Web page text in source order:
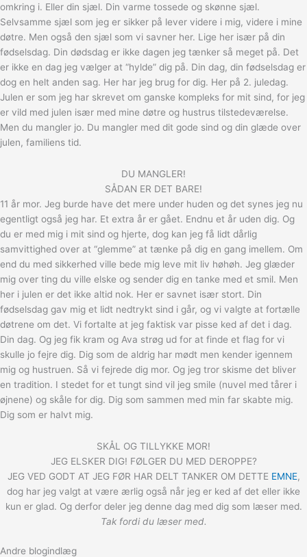
omkring i. Eller din sjæl. Din varme tossede og skønne sjæl.
Selvsamme sjæl som jeg er sikker på lever videre i mig, videre i mine
døtre. Men også den sjæl som vi savner her. Lige her især på din
fødselsdag. Din dødsdag er ikke dagen jeg tænker så meget på. Det
er ikke en dag jeg vælger at “hylde” dig på. Din dag, din fødselsdag er
dog en helt anden sag. Her har jeg brug for dig. Her på 2. juledag.
Julen er som jeg har skrevet om ganske kompleks for mit sind, for jeg
er vild med julen især med mine døtre og hustrus tilstedeværelse.
Men du mangler jo. Du mangler med dit gode sind og din glæde over
julen, familiens tid.
DU MANGLER!
SÅDAN ER DET BARE!
11 år mor. Jeg burde have det mere under huden og det synes jeg nu
egentligt også jeg har. Et extra år er gået. Endnu et år uden dig. Og
du er med mig i mit sind og hjerte, dog kan jeg få lidt dårlig
samvittighed over at “glemme” at tænke på dig en gang imellem. Om
end du med sikkerhed ville bede mig leve mit liv høhøh. Jeg glæder
mig over ting du ville elske og sender dig en tanke med et smil. Men
her i julen er det ikke altid nok. Her er savnet især stort. Din
fødselsdag gav mig et lidt nedtrykt sind i går, og vi valgte at fortælle
døtrene om det. Vi fortalte at jeg faktisk var pisse ked af det i dag.
Din dag. Og jeg fik kram og Ava strøg ud for at finde et flag for vi
skulle jo fejre dig. Dig som de aldrig har mødt men kender igennem
mig og hustruen. Så vi fejrede dig mor. Og jeg tror skisme det bliver
en tradition. I stedet for et tungt sind vil jeg smile (nuvel med tårer i
øjnene) og skåle for dig. Dig som sammen med min far skabte mig.
Dig som er halvt mig.
SKÅL OG TILLYKKE MOR!
JEG ELSKER DIG! FØLGER DU MED DEROPPE?
JEG VED GODT AT JEG FØR HAR DELT TANKER OM DETTE EMNE,
dog har jeg valgt at være ærlig også når jeg er ked af det eller ikke
kun er glad. Og derfor deler jeg denne dag med dig som læser med.
Tak fordi du læser med.
Andre blogindlæg